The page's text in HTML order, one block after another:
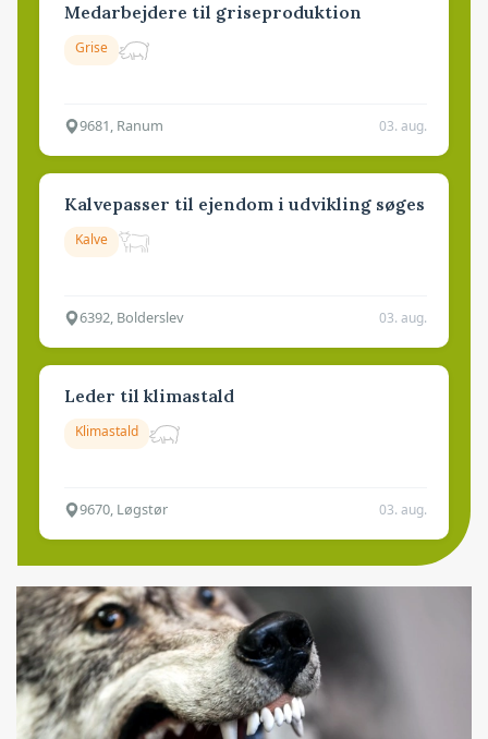
Medarbejdere til griseproduktion
Grise
9681, Ranum 03. aug.
Kalvepasser til ejendom i udvikling søges
Kalve
6392, Bolderslev 03. aug.
Leder til klimastald
Klimastald
9670, Løgstør 03. aug.